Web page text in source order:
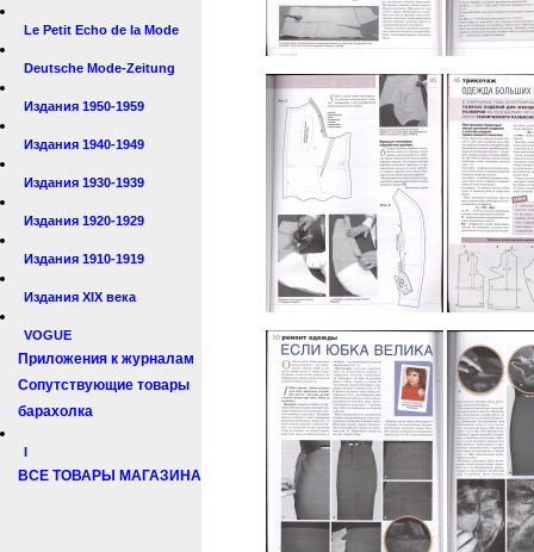
Le Petit Echo de la Mode
Deutsche Mode-Zeitung
Издания 1950-1959
Издания 1940-1949
Издания 1930-1939
Издания 1920-1929
Издания 1910-1919
Издания XIX века
VOGUE
Приложения к журналам
Сопутствующие товары
барахолка
I
ВСЕ ТОВАРЫ МАГАЗИНА